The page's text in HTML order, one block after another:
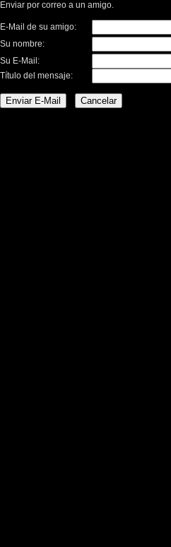
Enviar por correo a un amigo.
E-Mail de su amigo:
Su nombre:
Su E-Mail:
Título del mensaje: